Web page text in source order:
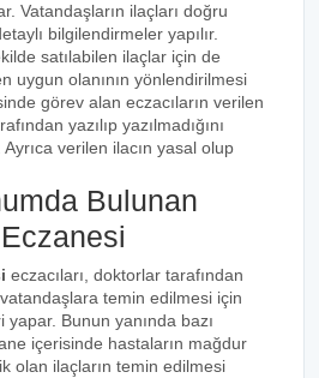
Vatandaşların ilaçları doğru
bilgilendirmeler yapılır.
satılabilen ilaçlar için de
uygun olanının yönlendirilmesi
görev alan eczacıların verilen
yazılıp yazılmadığını
verilen ilacın yasal olup
Bulunan
eczacıları, doktorlar tarafından
temin edilmesi için
Bunun yanında bazı
içerisinde hastaların mağdur
olan ilaçların temin edilmesi